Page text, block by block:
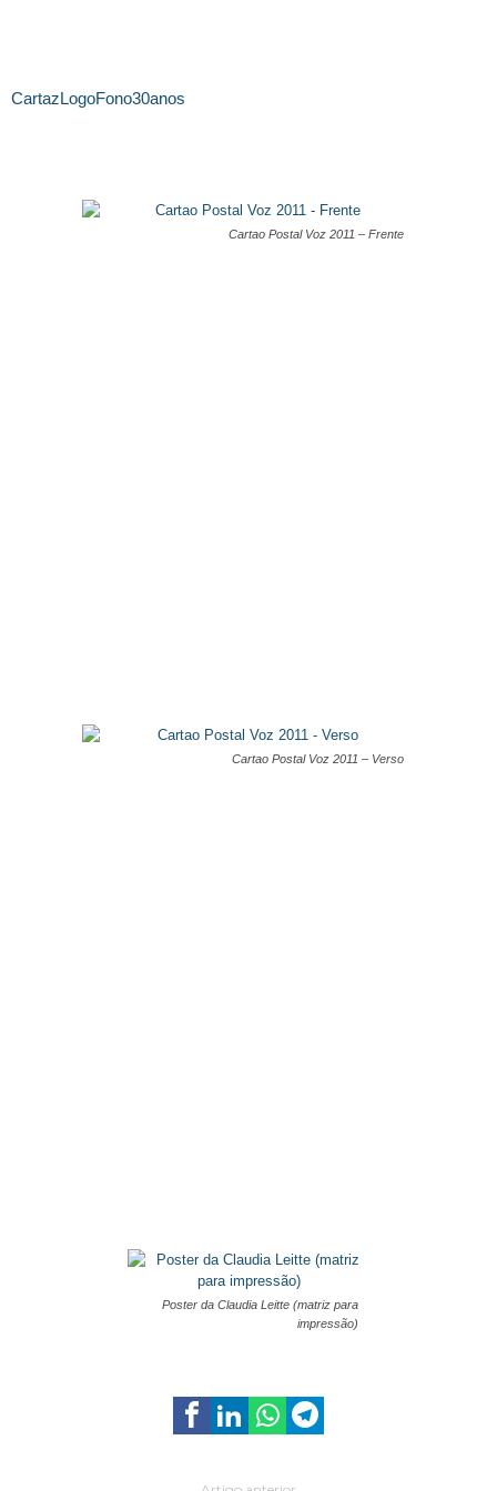
CartazLogoFono30anos
Cartao Postal Voz 2011 – Frente
Cartao Postal Voz 2011 – Verso
Poster da Claudia Leitte (matriz para
impressão)